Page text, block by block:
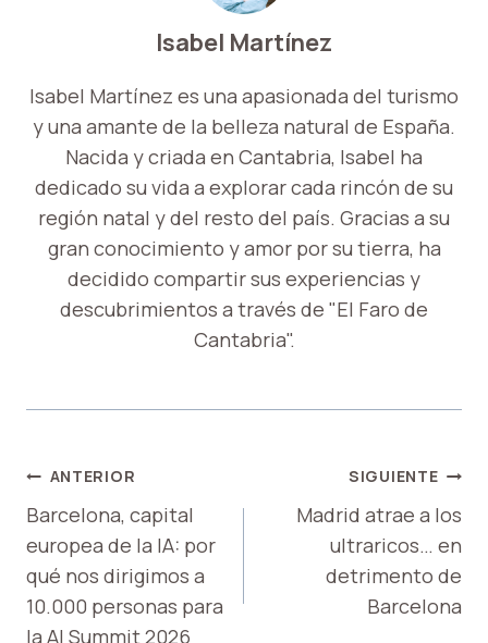
Isabel Martínez
Isabel Martínez es una apasionada del turismo
y una amante de la belleza natural de España.
Nacida y criada en Cantabria, Isabel ha
dedicado su vida a explorar cada rincón de su
región natal y del resto del país. Gracias a su
gran conocimiento y amor por su tierra, ha
decidido compartir sus experiencias y
descubrimientos a través de "El Faro de
Cantabria".
NAVEGACIÓN
DE
ENTRADAS
ANTERIOR
Barcelona, ​​capital
europea de la IA: por
qué nos dirigimos a
10.000 personas para
la AI Summit 2026
SIGUIENTE
Madrid atrae a los
ultraricos… en
detrimento de
Barcelona